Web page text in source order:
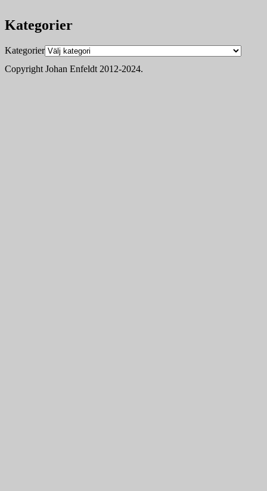
Kategorier
Kategorier
Copyright Johan Enfeldt 2012-2024.